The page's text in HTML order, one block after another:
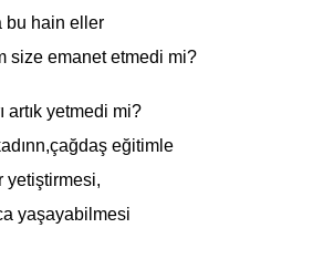
bu hain eller
size emanet etmedi mi?
artık yetmedi mi?
n,çağdaş eğitimle
yetiştirmesi,
yaşayabilmesi